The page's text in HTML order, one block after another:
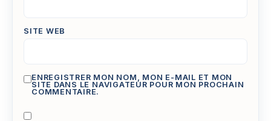
SITE WEB
ENREGISTRER MON NOM, MON E-MAIL ET MON
SITE DANS LE NAVIGATEUR POUR MON PROCHAIN
COMMENTAIRE.